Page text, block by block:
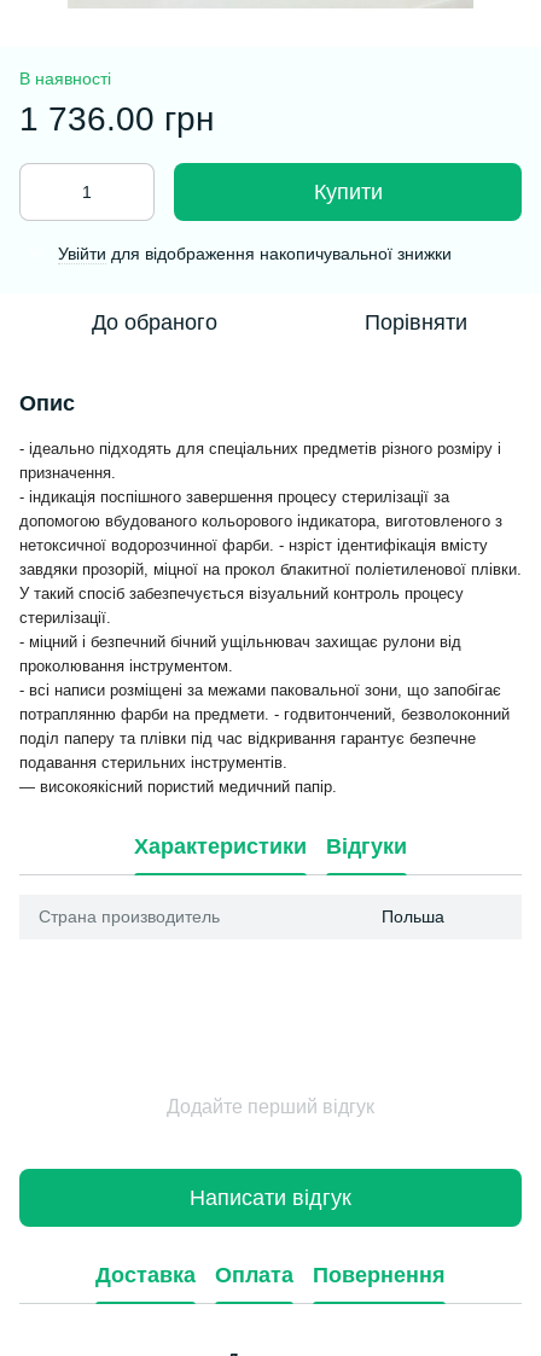
В наявності
1 736.00 грн
Купити
Увійти для відображення накопичувальної знижки
До обраного Порівняти
Опис
- ідеально підходять для спеціальних предметів різного розміру і
призначення.
- індикація поспішного завершення процесу стерилізації за
допомогою вбудованого кольорового індикатора, виготовленого з
нетоксичної водорозчинної фарби. - нзріст ідентифікація вмісту
завдяки прозорій, міцної на прокол блакитної поліетиленової плівки.
У такий спосіб забезпечується візуальний контроль процесу
стерилізації.
- міцний і безпечний бічний ущільнювач захищає рулони від
проколювання інструментом.
- всі написи розміщені за межами паковальної зони, що запобігає
потраплянню фарби на предмети. - годвитончений, безволоконний
поділ паперу та плівки під час відкривання гарантує безпечне
подавання стерильних інструментів.
— високоякісний пористий медичний папір.
Характеристики Відгуки
Страна производитель Польша
Додайте перший відгук
Написати відгук
Доставка Оплата Повернення